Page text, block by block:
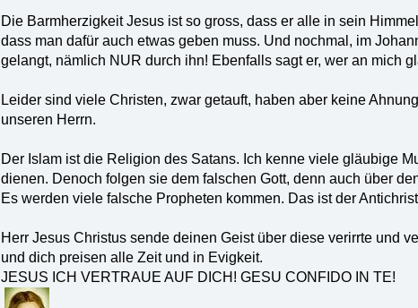
Die Barmherzigkeit Jesus ist so gross, dass er alle in sein
dass man dafür auch etwas geben muss. Und nochmal, im
gelangt, nämlich NUR durch ihn! Ebenfalls sagt er, wer an mich
Leider sind viele Christen, zwar getauft, haben aber keine
unseren Herrn.
Der Islam ist die Religion des Satans. Ich kenne viele gläubige
dienen. Denoch folgen sie dem falschen Gott, denn auch über
Es werden viele falsche Propheten kommen. Das ist der
Herr Jesus Christus sende deinen Geist über diese verirrte und
und dich preisen alle Zeit und in Evigkeit.
JESUS ICH VERTRAUE AUF DICH! GESU CONFIDO IN TE!